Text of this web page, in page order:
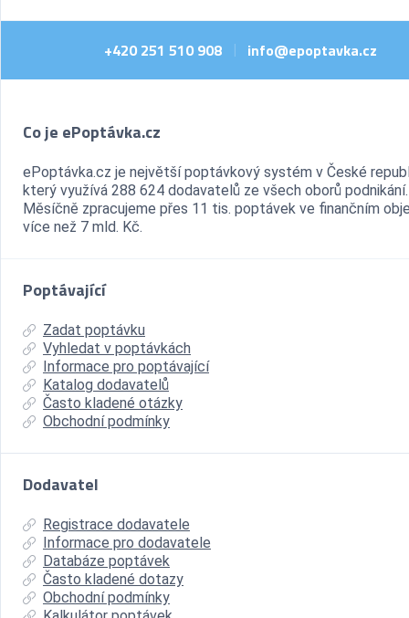
+420 251 510 908 info@epoptavka.cz
Co je ePoptávka.cz
ePoptávka.cz je největší poptávkový systém v České
který využívá 288 624 dodavatelů ze všech oborů podnikání.
Měsíčně zpracujeme přes 11 tis. poptávek ve finančním
více než 7 mld. Kč.
Poptávající
Zadat poptávku
Vyhledat v poptávkách
Informace pro poptávající
Katalog dodavatelů
Často kladené otázky
Obchodní podmínky
Dodavatel
Registrace dodavatele
Informace pro dodavatele
Databáze poptávek
Často kladené dotazy
Obchodní podmínky